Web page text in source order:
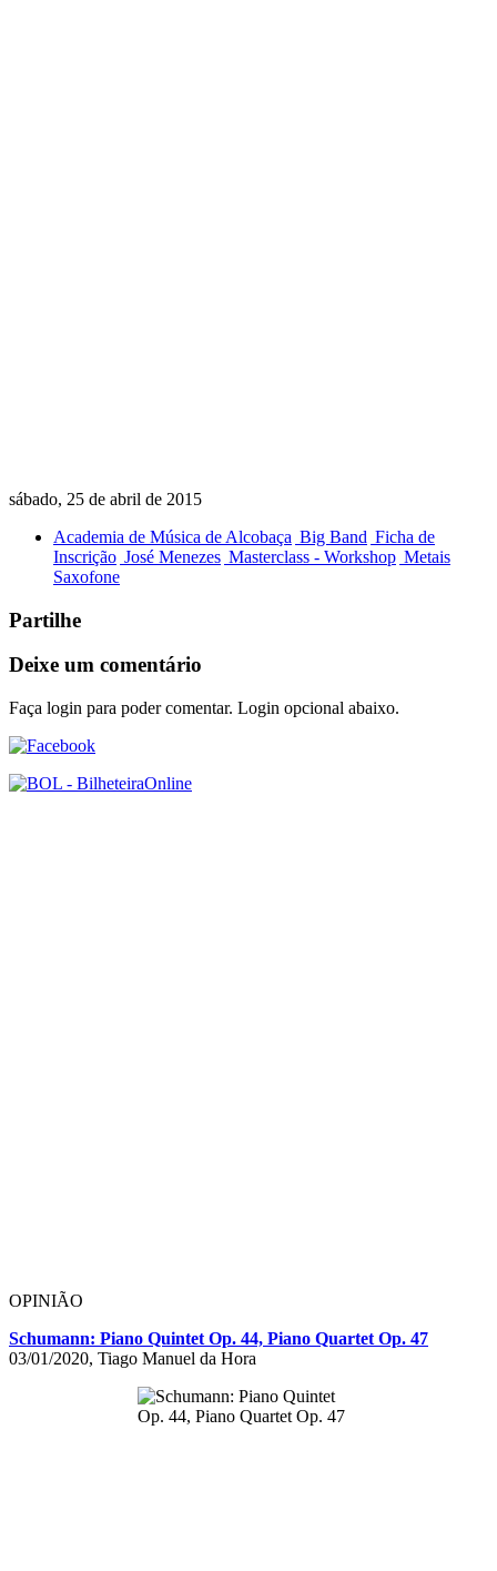
sábado, 25 de abril de 2015
Academia de Música de Alcobaça Big Band Ficha de
Inscrição José Menezes Masterclass - Workshop Metais
Saxofone
Partilhe
Deixe um comentário
Faça login para poder comentar. Login opcional abaixo.
OPINIÃO
Schumann: Piano Quintet Op. 44, Piano Quartet Op. 47
03/01/2020, Tiago Manuel da Hora